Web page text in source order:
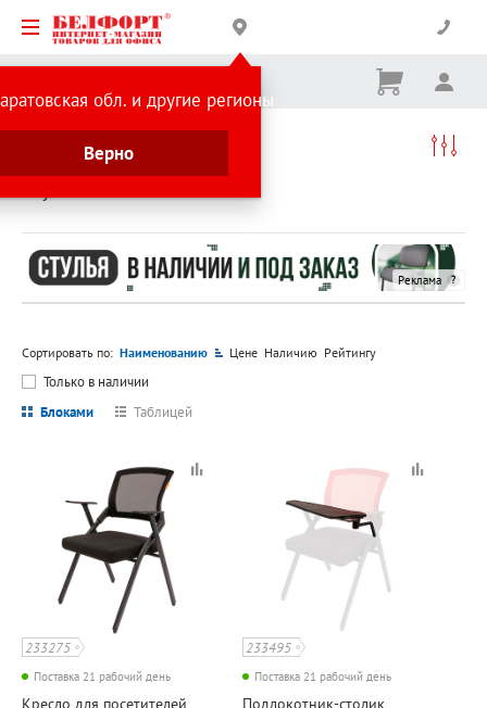
обл. и другие регионы
Верно
Корзина
Ничего
Каталог товаров Офисная мебель
Кресла, стулья и аксессуары
Реклама
Сортировать по: Наименованию Цене Наличию Рейтингу
Только в наличии
Блоками
Таблицей
233275
Поставка 21 рабочий день
Кресло для посетителей
233495
Поставка 21 рабочий день
Подлокотник-столик